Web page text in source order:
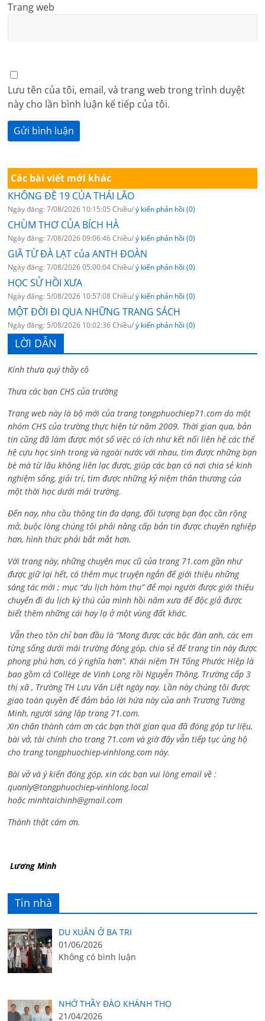
Trang web
Lưu tên của tôi, email, và trang web trong trình duyệt
này cho lần bình luận kế tiếp của tôi.
Các bài viết mới khác
KHÔNG ĐỀ 19 CỦA THÁI LÃO
Ngày đăng: 7/08/2026 10:15:05 Chiều/ý kiến phản hồi (0)
CHÙM THƠ CỦA BÍCH HÀ
Ngày đăng: 7/08/2026 09:06:46 Chiều/ý kiến phản hồi (0)
GIÃ TỪ ĐÀ LẠT của ANTH ĐOÀN
Ngày đăng: 7/08/2026 05:00:04 Chiều/ý kiến phản hồi (0)
HỌC SỬ HỒI XƯA
Ngày đăng: 5/08/2026 10:57:08 Chiều/ý kiến phản hồi (0)
MỘT ĐỜI ĐI QUA NHỮNG TRANG SÁCH
Ngày đăng: 5/08/2026 10:02:36 Chiều/ý kiến phản hồi (0)
LỜI DẪN
Kính thưa quý thầy cô
Thưa các bạn CHS của trường
Trang web này là bộ mới của trang tongphuochiep71.com do một
nhóm CHS của trường thực hiện từ năm 2009. Thời gian qua, bản
tin cũng đã làm được một số việc có ích như kết nối liên hệ các thế
hệ cựu học sinh trong và ngoài nước với nhau, tìm được những bạn
bè mà từ lâu không liên lạc được, giúp các bạn có nơi chia sẻ kinh
nghiệm sống, giải trí, tìm được những kỷ niệm thân thương của
một thời học dưới mái trường.
Đến nay, nhu cầu thông tin đa dạng, đối tượng bạn đọc cần rộng
mở, buộc lòng chúng tôi phải nâng cấp bản tin được chuyên nghiệp
hơn, hình thức phải bắt mắt hơn.
Với trang này, những chuyên mục cũ của trang 71.com gần như
được giữ lại hết, có thêm mục truyện ngắn để giới thiệu những
sáng tác mới ; mục “du lịch hàm thụ” để mọi người được giới thiệu
chuyến đi du lịch kỳ thú của mình hồi năm xưa để độc giả được
biết thêm những cái hay lạ ở một vùng đất khác.
Vẫn theo tôn chỉ ban đầu là “Mong được các bậc đàn anh, các em
từng sống dưới mái trường đóng góp, chia sẻ để trang tin này được
phong phú hơn, có ý nghĩa hơn”. Khái niệm TH Tống Phước Hiệp là
bao gồm cả Collège de Vinh Long rồi Nguyễn Thông, Trường cấp 3
thị xã , Trường TH Lưu Văn Liệt ngày nay. Lần này chúng tôi được
giao toàn quyền để đảm bảo lời hứa này của anh Trương Tường
Minh, người sáng lập trang 71.com.
Xin chân thành cám ơn các bạn thời gian qua đã đóng góp tư liệu,
bài vở, tài chính cho trang 71.com và giờ đây vẫn tiếp tục ủng hộ
cho trang tongphuochiep-vinhlong.com này.
Bài vở và ý kiến đóng góp, xin các bạn vui lòng email về :
quanly@tongphuochiep-vinhlong.local
hoặcminhtaichinh@gmail.com
Thành thật cám ơn.
Lương Minh
Tin nhà
DU XUÂN Ở BA TRI
01/06/2026
Không có bình luận
NHỚ THẦY ĐÀO KHÁNH THỌ
21/04/2026